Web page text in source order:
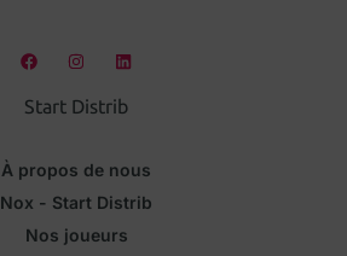
Start Distrib
À propos de nous
Nox - Start Distrib
Nos joueurs